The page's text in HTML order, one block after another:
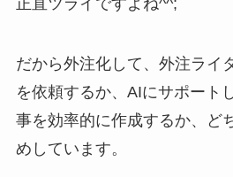
正直ツライですよね^^;
だから外注化して、外注ライ
を依頼するか、AIにサポート
事を効率的に作成するか、ど
めしています。